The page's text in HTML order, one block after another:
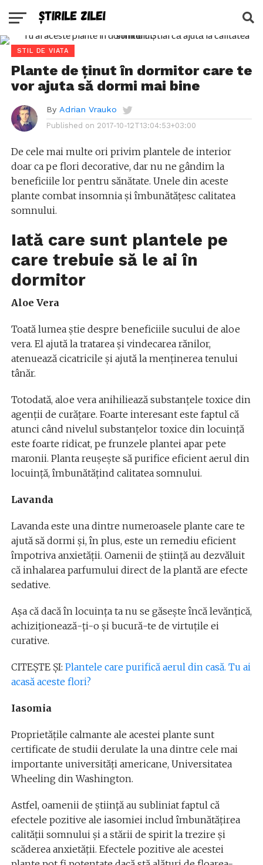
STIL DE VIATA
Plante de ținut în dormitor care te
vor ajuta să dormi mai bine
By Adrian Vrauko
Published on 2017-10-12T13:04:53+03:00
De cele mai multe ori privim plantele de interior
doar ca pe flori decorative, dar nu ne gândim la
beneficiile lor pentru sănătate. Unele din aceste
plante combat insomnia și îmbunătățesc calitatea
somnului.
Iată care sunt plantele pe
care trebuie să le ai în
dormitor
Aloe Vera
Toată lumea știe despre beneficiile sucului de aloe
vera. El ajută la tratarea și vindecarea rănilor,
atenuează cicatricile și ajută la menținerea tenului
tânăr.
Totodată, aloe vera anihiliează substanțele toxice din
agenții de curățare. Foarte interesant este faptul că
atunci când nivelul substanțelor toxice din locuință
este foarte ridicat, pe frunzele plantei apar pete
maronii. Planta reușește să purifice eficient aerul din
locuință, îmbunătățind calitatea somnului.
Lavanda
Lavanda este una dintre numeroasele plante care te
ajută să dormi și, în plus, este un remediu eficient
împotriva anxietății. Oamenii de știință au dezvăluit
că inhalarea parfumului direct de la plantă are efecte
sedative.
Așa că dacă în locuința ta nu se găsește încă levănțică,
achiziționează-ți-o și bucură-te de virtuțile ei
curative.
CITEȘTE ȘI: Plantele care purifică aerul din casă. Tu ai
acasă aceste flori?
Iasomia
Proprietățile calmante ale acestei plante sunt
certificate de studii derulate la una dintre cele mai
importante universități americane, Universitatea
Wheeling din Washington.
Astfel, oamenii de știință au subliniat faptul că
efectele pozitive ale iasomiei includ îmbunătățirea
calității somnului și a stării de spirit la trezire și
scăderea anxietății. Efectele pozitive ale acestei